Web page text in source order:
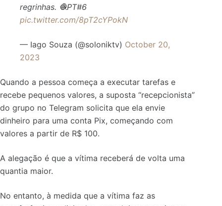
regrinhas. 🧶PT#6
pic.twitter.com/8pT2cYPokN
— Iago Souza (@soloniktv) October 20,
2023
Quando a pessoa começa a executar tarefas e
recebe pequenos valores, a suposta “recepcionista”
do grupo no Telegram solicita que ela envie
dinheiro para uma conta Pix, começando com
valores a partir de R$ 100.
A alegação é que a vítima receberá de volta uma
quantia maior.
No entanto, à medida que a vítima faz as